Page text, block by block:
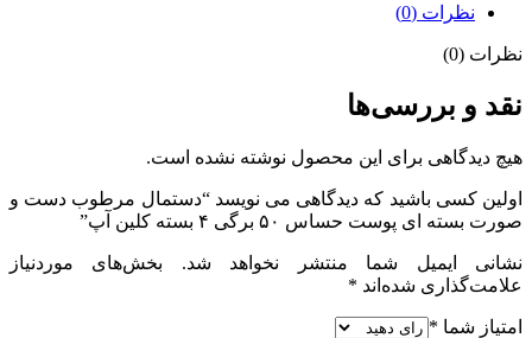
نظرات (0)
نظرات (0)
نقد و بررسی‌ها
هیچ دیدگاهی برای این محصول نوشته نشده است.
اولین کسی باشید که دیدگاهی می نویسد “دستمال مرطوب دست و
صورت بسته ای پوست حساس ۵۰ برگی ۴ بسته کلین آپ”
نشانی ایمیل شما منتشر نخواهد شد.
بخش‌های موردنیاز
علامت‌گذاری شده‌اند *
امتیاز شما *